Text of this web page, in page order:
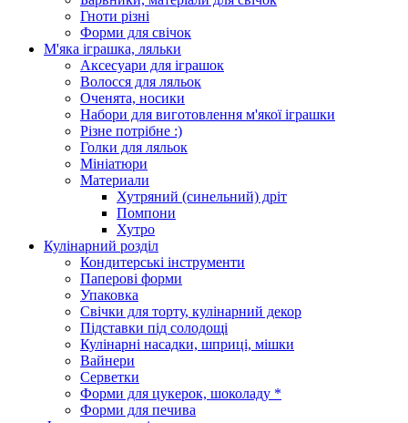
Гноти різні
Форми для свічок
М'яка іграшка, ляльки
Аксесуари для іграшок
Волосся для ляльок
Оченята, носики
Набори для виготовлення м'якої іграшки
Різне потрібне :)
Голки для ляльок
Мініатюри
Материали
Хутряний (синельний) дріт
Помпони
Хутро
Кулінарний розділ
Кондитерські інструменти
Паперові форми
Упаковка
Свічки для торту, кулінарний декор
Підставки під солодощі
Кулінарні насадки, шприці, мішки
Вайнери
Серветки
Форми для цукерок, шоколаду *
Форми для печива